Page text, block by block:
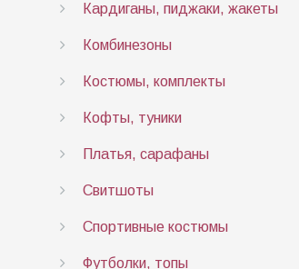
Кардиганы, пиджаки, жакеты
Комбинезоны
Костюмы, комплекты
Кофты, туники
Платья, сарафаны
Свитшоты
Спортивные костюмы
Футболки, топы